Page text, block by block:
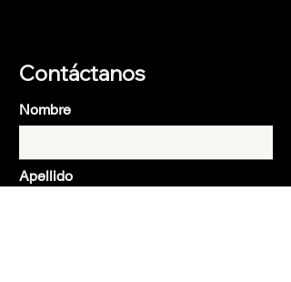
Contáctanos
Nombre
Apellido